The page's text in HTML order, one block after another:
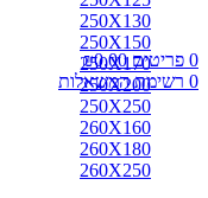
0 פריטים ₪0.00
0 רשימת המשאלות
250X130
250X150
250X170
250X200
250X250
260X160
260X180
260X250
אבאדה
אובוסון
אוזבקי
איספהאן
אנגלי
אפגן
ארדביל
באלוצי